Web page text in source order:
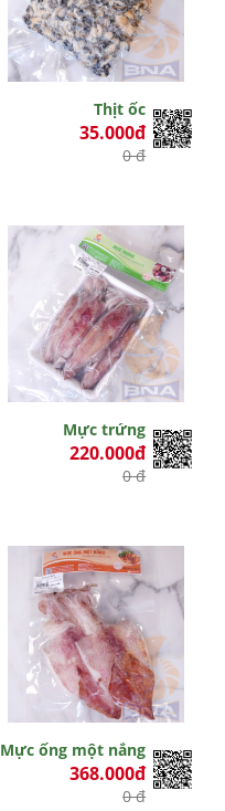
Thịt ốc
35.000đ
0 đ
Mực trứng
220.000đ
0 đ
Mực ống một nắng
368.000đ
0 đ